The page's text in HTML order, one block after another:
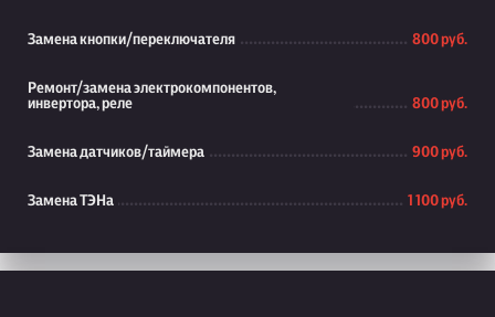
Замена кнопки/переключателя 800 руб.
Ремонт/замена электрокомпонентов,
инвертора, реле
800 руб.
Замена датчиков/таймера 900 руб.
Замена ТЭНа 1 100 руб.